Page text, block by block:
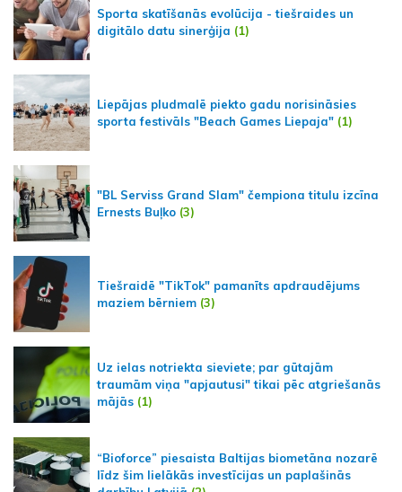
Sporta skatīšanās evolūcija - tiešraides un
digitālo datu sinerģija (1)
Liepājas pludmalē piekto gadu norisināsies
sporta festivāls "Beach Games Liepaja" (1)
"BL Serviss Grand Slam" čempiona titulu izcīna
Ernests Buļko (3)
Tiešraidē "TikTok" pamanīts apdraudējums
maziem bērniem (3)
Uz ielas notriekta sieviete; par gūtajām
traumām viņa "apjautusi" tikai pēc atgriešanās
mājās (1)
“Bioforce” piesaista Baltijas biometāna nozarē
līdz šim lielākās investīcijas un paplašinās